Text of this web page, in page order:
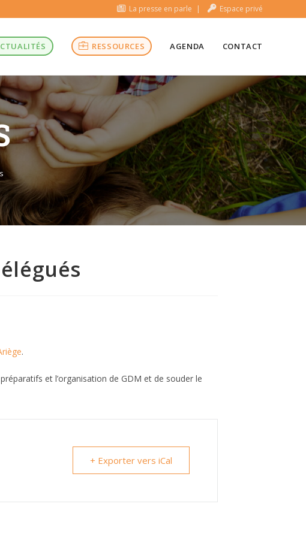
La presse en parle Espace privé
RESSOURCES AGENDA CONTACT
.
et l’organisation de GDM et de souder le
+ Exporter vers iCal